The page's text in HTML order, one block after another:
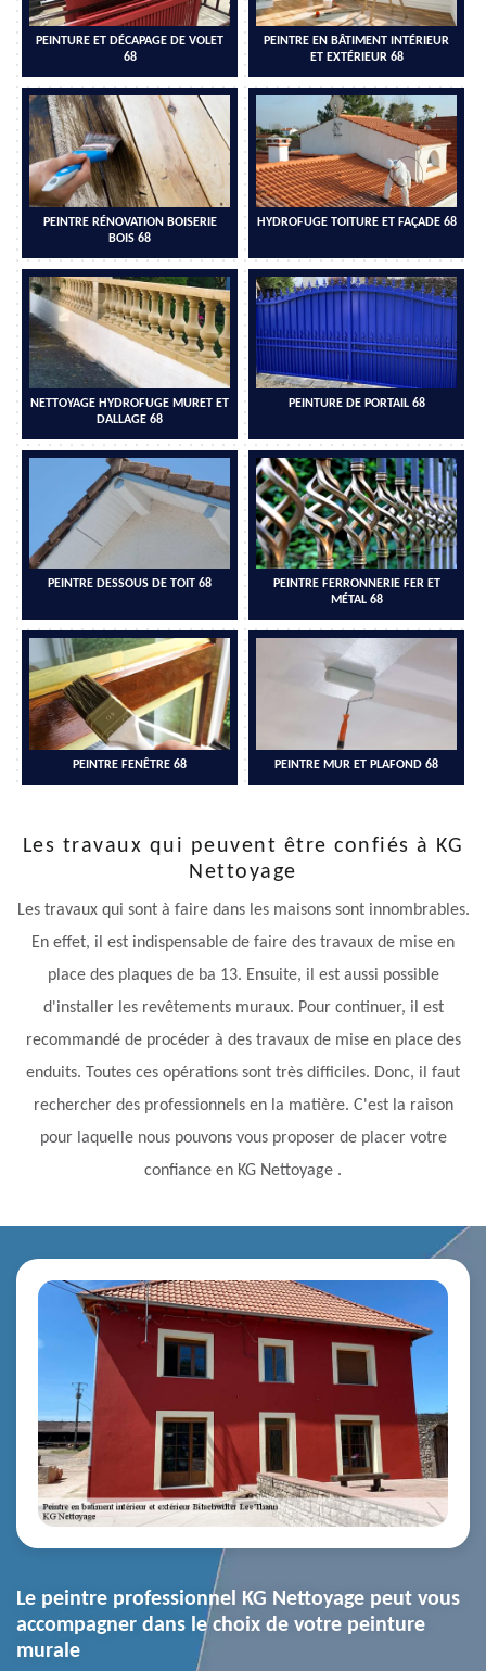
PEINTURE ET DÉCAPAGE DE VOLET
68
PEINTRE EN BÂTIMENT INTÉRIEUR
ET EXTÉRIEUR 68
PEINTRE RÉNOVATION BOISERIE
BOIS 68
HYDROFUGE TOITURE ET FAÇADE 68
NETTOYAGE HYDROFUGE MURET ET
DALLAGE 68
PEINTURE DE PORTAIL 68
PEINTRE DESSOUS DE TOIT 68
PEINTRE FERRONNERIE FER ET
MÉTAL 68
PEINTRE FENÊTRE 68 PEINTRE MUR ET PLAFOND 68
Les travaux qui peuvent être confiés à KG
Nettoyage
Les travaux qui sont à faire dans les maisons sont innombrables.
En effet, il est indispensable de faire des travaux de mise en
place des plaques de ba 13. Ensuite, il est aussi possible
d'installer les revêtements muraux. Pour continuer, il est
recommandé de procéder à des travaux de mise en place des
enduits. Toutes ces opérations sont très difficiles. Donc, il faut
rechercher des professionnels en la matière. C'est la raison
pour laquelle nous pouvons vous proposer de placer votre
confiance en KG Nettoyage .
Le peintre professionnel KG Nettoyage peut vous
accompagner dans le choix de votre peinture
murale